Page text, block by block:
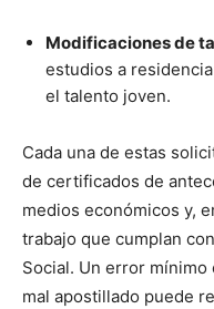
Modificaciones de
estudios a
el talento joven.
Cada una de estas
de certificados de
medios económicos y,
trabajo que cumplan
Social. Un error
mal apostillado puede